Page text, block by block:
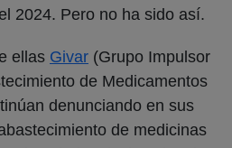
2024. Pero no ha sido así.
ellas Givar (Grupo Impulsor
de Medicamentos
denunciando en sus
de medicinas